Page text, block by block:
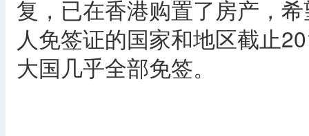
复，已在香港购置了房产，
人免签证的国家和地区截止
大国几乎全部免签。